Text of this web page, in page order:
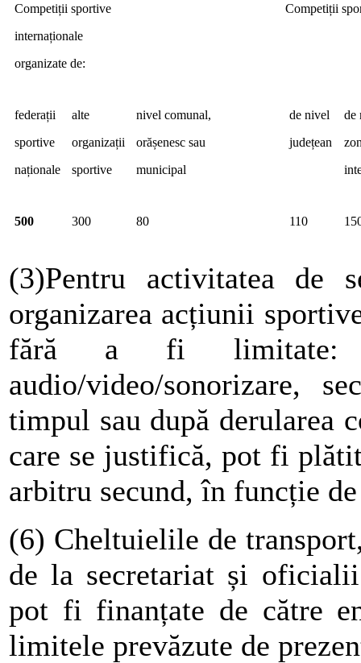
Competiții sportive
internaționale
organizate de:
Competiții
federații
sportive
naționale
alte
organizații
sportive
nivel comunal,
orășenesc sau
municipal
de nivel
județean
de
500 300 80 110
(3)Pentru activitatea de
organizarea acțiunii
fără a fi limitate: -
audio/video/sonorizare,
timpul sau după derularea
care se justifică, pot fi
arbitru secund, în funcție
(6) Cheltuielile de
de la secretariat și
pot fi finanțate de către
limitele prevăzute de